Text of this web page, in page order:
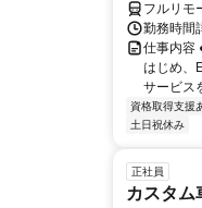
フルリモ
勤務時間
仕事内容
はじめ、
サービス
資格取得支援
土日祝休み
正社員
カスタム